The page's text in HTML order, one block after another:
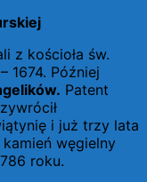
z kościoła św.
1674. Później
Patent
i już trzy lata
kamień węgielny
roku.